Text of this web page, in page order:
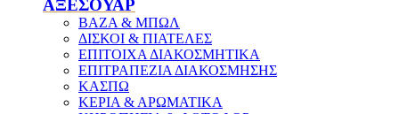
ΑΞΕΣΟΥΑΡ
ΒΑΖΑ & ΜΠΩΛ
ΔΙΣΚΟΙ & ΠΙΑΤΕΛΕΣ
ΕΠΙΤΟΙΧΑ ΔΙΑΚΟΣΜΗΤΙΚΑ
ΕΠΙΤΡΑΠΕΖΙΑ ΔΙΑΚΟΣΜΗΣΗΣ
ΚΑΣΠΩ
ΚΕΡΙΑ & ΑΡΩΜΑΤΙΚΑ